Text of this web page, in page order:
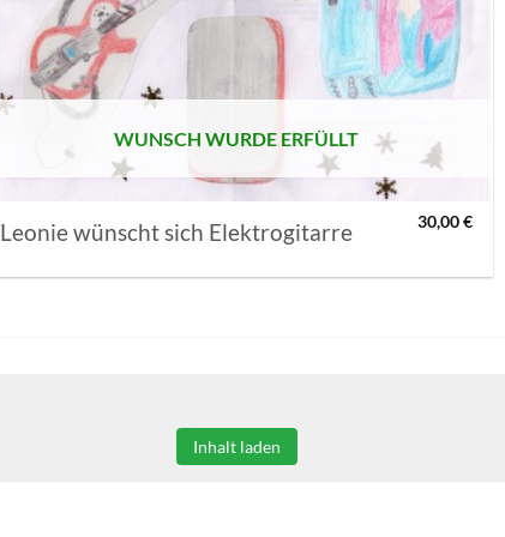
AUF MEINE
MERKLISTE
SETZEN
WUNSCH WURDE ERFÜLLT
Leonie wünscht sich Elektrogitarre 30,00€
Inhalt laden